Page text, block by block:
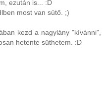
ezután is... :D
most van sütő. ;)
kezd a nagylány "kívánni",
hetente süthetem. :D